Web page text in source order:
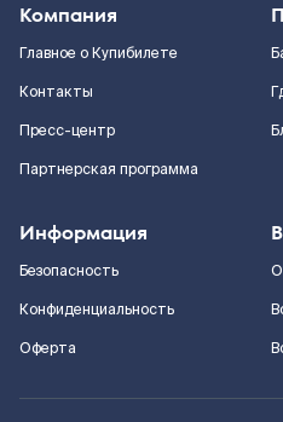
Компания
Главное о Купибилете
Контакты
Пресс-центр
Партнерская программа
Информация
Безопасность
Конфиденциальность
Оферта